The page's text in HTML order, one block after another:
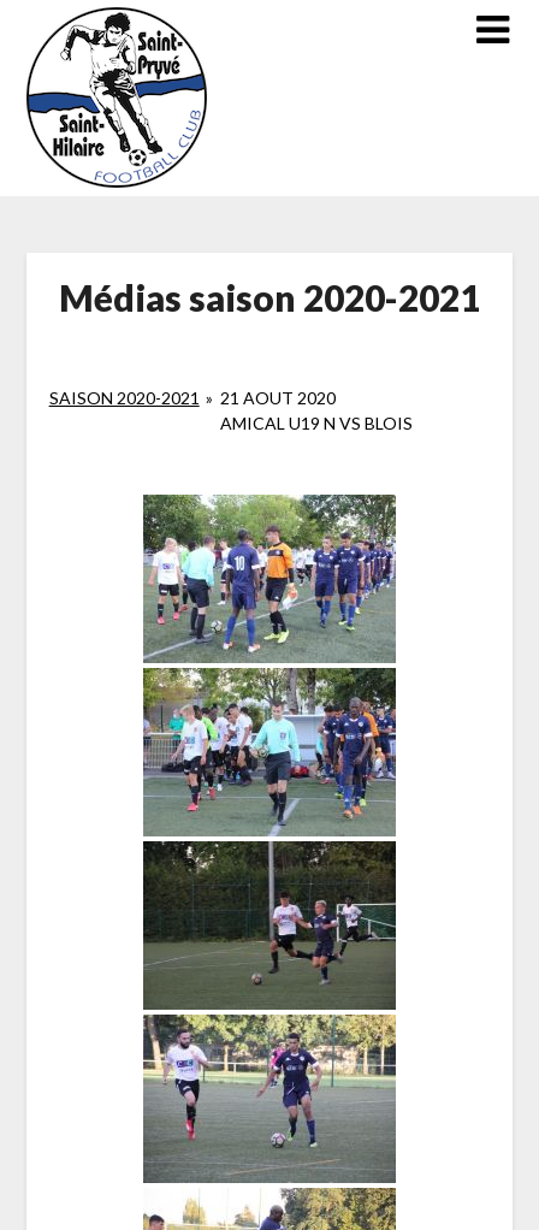
content
Médias saison 2020-2021
SAISON 2020-2021 » 21 AOUT 2020
AMICAL U19 N VS BLOIS